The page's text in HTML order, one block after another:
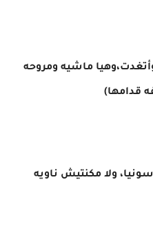
ماشيه ومروحه
قدامها)
ولا مكنتيش ناويه